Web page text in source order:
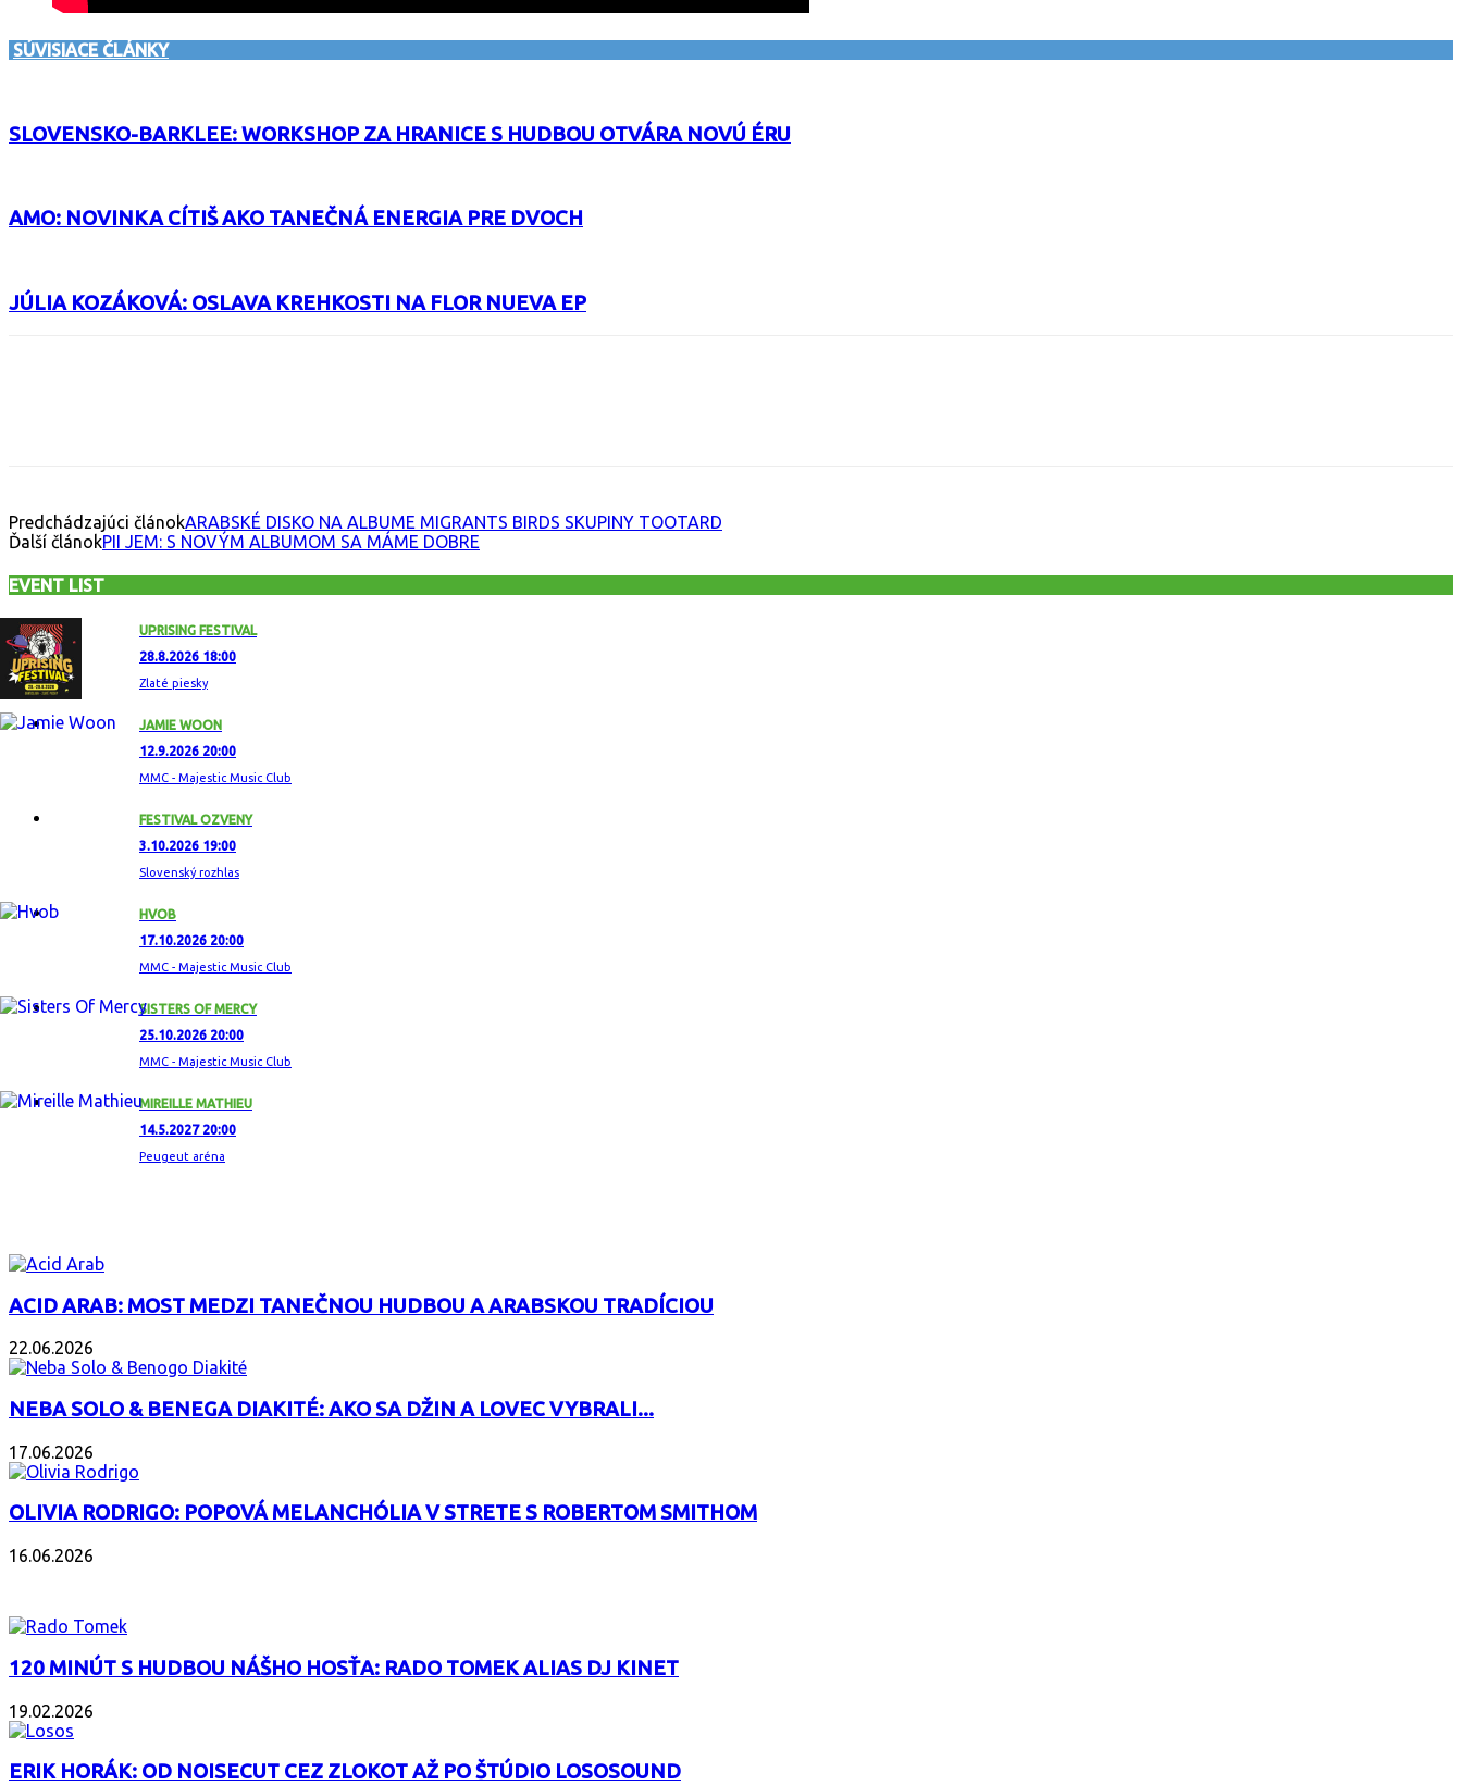
SÚVISIACE ČLÁNKY
SLOVENSKO-BARKLEE: WORKSHOP ZA HRANICE S HUDBOU OTVÁRA NOVÚ ÉRU
AMO: NOVINKA CÍTIŠ AKO TANEČNÁ ENERGIA PRE DVOCH
JÚLIA KOZÁKOVÁ: OSLAVA KREHKOSTI NA FLOR NUEVA EP
Predchádzajúci článokARABSKÉ DISKO NA ALBUME MIGRANTS BIRDS SKUPINY TOOTARD
Ďalší článokPII JEM: S NOVÝM ALBUMOM SA MÁME DOBRE
EVENT LIST
UPRISING FESTIVAL
28.8.2026 18:00
Zlaté piesky
JAMIE WOON
12.9.2026 20:00
MMC - Majestic Music Club
FESTIVAL OZVENY
3.10.2026 19:00
Slovenský rozhlas
HVOB
17.10.2026 20:00
MMC - Majestic Music Club
SISTERS OF MERCY
25.10.2026 20:00
MMC - Majestic Music Club
MIREILLE MATHIEU
14.5.2027 20:00
Peugeut aréna
ACID ARAB: MOST MEDZI TANEČNOU HUDBOU A ARABSKOU TRADÍCIOU
22.06.2026
NEBA SOLO & BENEGA DIAKITÉ: AKO SA DŽIN A LOVEC VYBRALI...
17.06.2026
OLIVIA RODRIGO: POPOVÁ MELANCHÓLIA V STRETE S ROBERTOM SMITHOM
16.06.2026
120 MINÚT S HUDBOU NÁŠHO HOSŤA: RADO TOMEK ALIAS DJ KINET
19.02.2026
ERIK HORÁK: OD NOISECUT CEZ ZLOKOT AŽ PO ŠTÚDIO LOSOSOUND